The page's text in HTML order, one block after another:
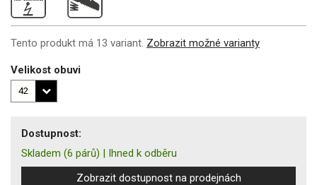
Tento produkt má 13 variant. Zobrazit možné varianty
Velikost obuvi
Dostupnost:
Skladem (6 párů) | Ihned k odběru
Zobrazit dostupnost na prodejnách